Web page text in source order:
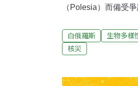
（Polesia）而備受
比隔離區挖泥，將讓
居民，暴露於輻射風
2800萬居民用水E40
將成為格但斯克、波
白俄羅斯 生物多樣
核災